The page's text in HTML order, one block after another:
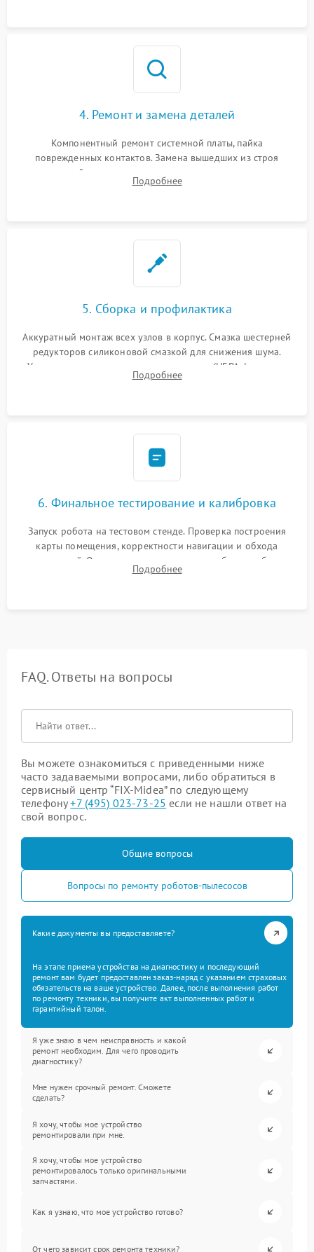
4. Ремонт и замена деталей
Компонентный ремонт системной платы, пайка
поврежденных контактов. Замена вышедших из строя
двигателей, изношенного аккумулятора, неисправного
лидара или помпы подачи воды. Восстановление шлейфов и
Подробнее
5. Сборка и профилактика
Аккуратный монтаж всех узлов в корпус. Смазка шестерней
редукторов силиконовой смазкой для снижения шума.
Установка новых расходных материалов (HEPA-фильтров,
микрофибры, щеток). Надежная фиксация разъемов и
Подробнее
6. Финальное тестирование и калибровка
Запуск робота на тестовом стенде. Проверка построения
карты помещения, корректности навигации и обхода
препятствий. Оценка силы всасывания и работы турбины.
Тестирование автоматического возврата на док-станцию и
Подробнее
FAQ. Ответы на вопросы
Вы можете ознакомиться с приведенными ниже
часто задаваемыми вопросами, либо обратиться в
сервисный центр “FIX-Midea” по следующему
телефону+7 (495) 023-73-25 если не нашли ответ на
свой вопрос.
Общие вопросы
Вопросы по ремонту роботов-пылесосов
Какие документы вы предоставляете?
На этапе приема устройства на диагностику и последующий
ремонт вам будет предоставлен заказ-наряд с указанием страховых
обязательств на ваше устройство. Далее, после выполнения работ
по ремонту техники, вы получите акт выполненных работ и
гарантийный талон.
Я уже знаю в чем неисправность и какой
ремонт необходим. Для чего проводить
диагностику?
Мне нужен срочный ремонт. Сможете
сделать?
Я хочу, чтобы мое устройство
ремонтировали при мне.
Я хочу, чтобы мое устройство
ремонтировалось только оригинальными
запчастями.
Как я узнаю, что мое устройство готово?
От чего зависит срок ремонта техники?